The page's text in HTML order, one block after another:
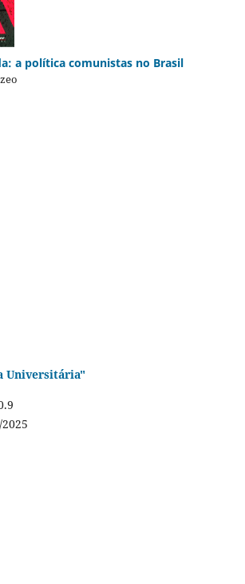
a política comunistas no Brasil
Universitária"